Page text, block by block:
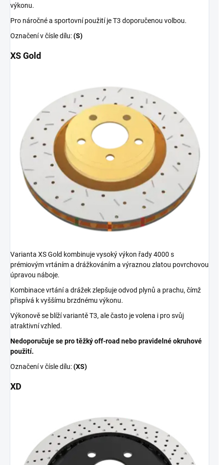
výkonu.
Pro náročné a sportovní použití je T3 doporučenou volbou.
Označení v čísle dílu:(S)
XS Gold
Varianta XS Gold kombinuje vysoký výkon řady 4000 s
prémiovým vrtáním a drážkováním a výraznou zlatou povrchovou
úpravou náboje.
Kombinace vrtání a drážek zlepšuje odvod plynů a prachu, čímž
přispívá k vyššímu brzdnému výkonu.
Výkonově se blíží variantě T3, ale často je volena i pro svůj
atraktivní vzhled.
Nedoporučuje se pro těžký off-road nebo pravidelné okruhové
použití.
Označení v čísle dílu:(XS)
XD